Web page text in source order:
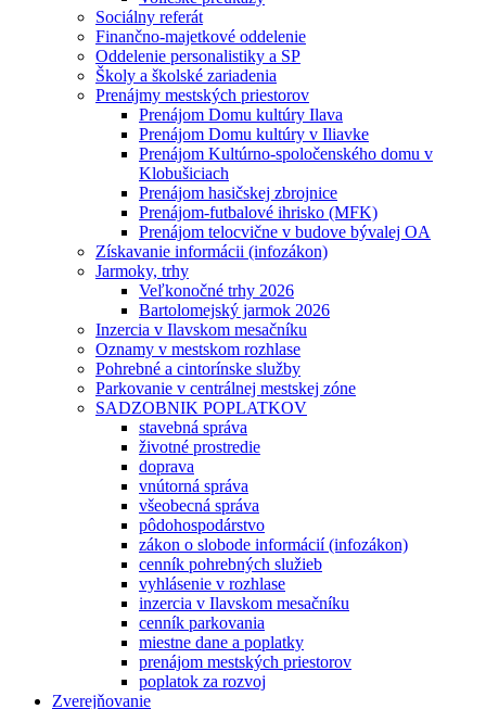
Sociálny referát
Finančno-majetkové oddelenie
Oddelenie personalistiky a SP
Školy a školské zariadenia
Prenájmy mestských priestorov
Prenájom Domu kultúry Ilava
Prenájom Domu kultúry v Iliavke
Prenájom Kultúrno-spoločenského domu v
Klobušiciach
Prenájom hasičskej zbrojnice
Prenájom-futbalové ihrisko (MFK)
Prenájom telocvične v budove bývalej OA
Získavanie informácii (infozákon)
Jarmoky, trhy
Veľkonočné trhy 2026
Bartolomejský jarmok 2026
Inzercia v Ilavskom mesačníku
Oznamy v mestskom rozhlase
Pohrebné a cintorínske služby
Parkovanie v centrálnej mestskej zóne
SADZOBNIK POPLATKOV
stavebná správa
životné prostredie
doprava
vnútorná správa
všeobecná správa
pôdohospodárstvo
zákon o slobode informácií (infozákon)
cenník pohrebných služieb
vyhlásenie v rozhlase
inzercia v Ilavskom mesačníku
cenník parkovania
miestne dane a poplatky
prenájom mestských priestorov
poplatok za rozvoj
Zverejňovanie